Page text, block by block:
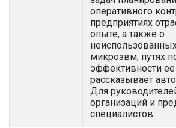
оперативного
предприятиях
опыте, а также о
микрозвм, путях
эффективности
рассказывает
Для
организаций и
специалистов.